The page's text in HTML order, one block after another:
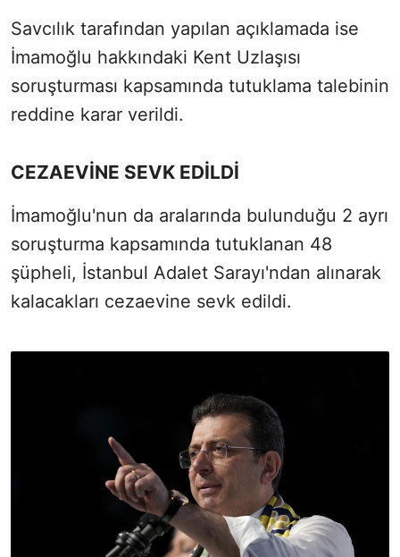
Savcılık tarafından yapılan açıklamada ise
İmamoğlu hakkındaki Kent Uzlaşısı
soruşturması kapsamında tutuklama talebinin
reddine karar verildi.
CEZAEVİNE SEVK EDİLDİ
İmamoğlu'nun da aralarında bulunduğu 2 ayrı
soruşturma kapsamında tutuklanan 48
şüpheli, İstanbul Adalet Sarayı'ndan alınarak
kalacakları cezaevine sevk edildi.